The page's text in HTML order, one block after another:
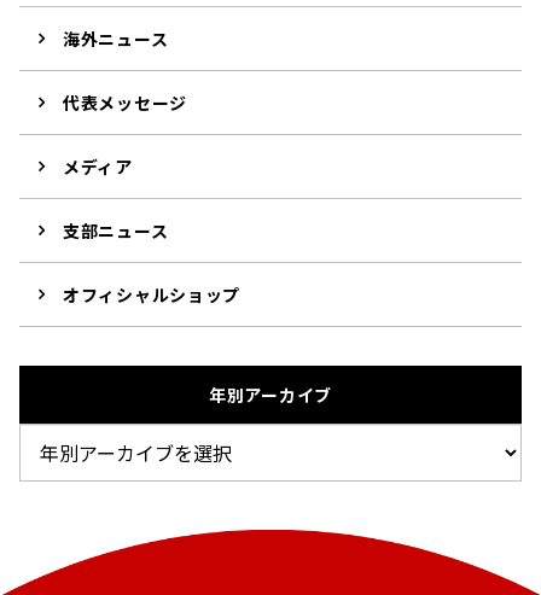
海外ニュース
代表メッセージ
メディア
支部ニュース
オフィシャルショップ
年別アーカイブ